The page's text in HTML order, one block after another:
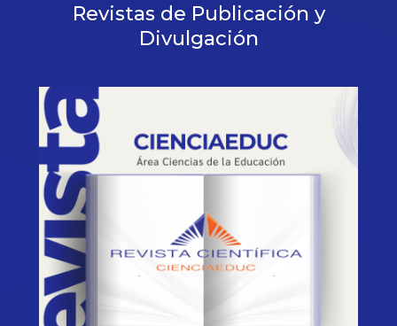
Revistas de Publicación y
Divulgación